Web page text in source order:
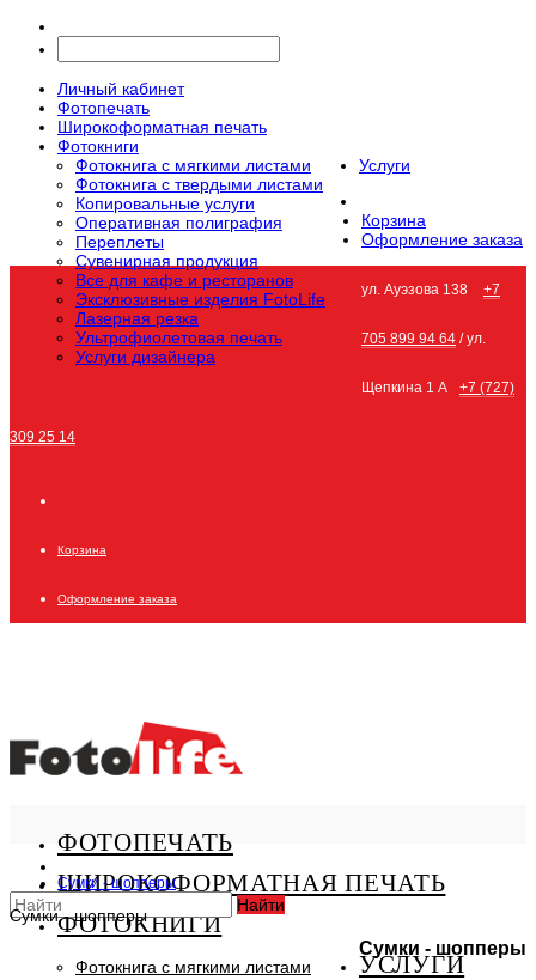
Личный кабинет
Фотопечать
Широкоформатная печать
Фотокниги
Фотокнига с мягкими листами
Фотокнига с твердыми листами
Услуги
Копировальные услуги
Оперативная полиграфия
Переплеты
Сувенирная продукция
Все для кафе и ресторанов
Эксклюзивные изделия FotoLife
Лазерная резка
Ультрофиолетовая печать
Услуги дизайнера
Корзина
Оформление заказа
ул. Ауэзова 138 +7
705 899 94 64 / ул.
Щепкина 1 А +7 (727)
309 25 14
Корзина
Оформление заказа
ФОТОПЕЧАТЬ
ШИРОКОФОРМАТНАЯ ПЕЧАТЬ
ФОТОКНИГИ
Фотокнига с мягкими листами УСЛУГИ
Найти
Сумки - шопперы
Сумки - шопперы
Сумки - шопперы